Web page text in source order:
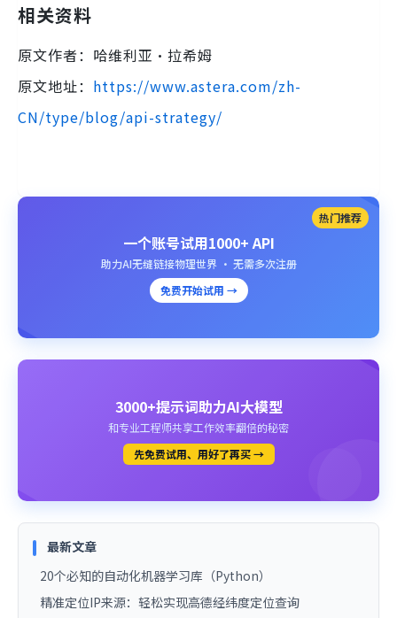
相关资料
原文作者：哈维利亚·拉希姆
原文地址： https://www.astera.com/zh-
CN/type/blog/api-strategy/
热门推荐
一个账号试用1000+ API
助力AI无缝链接物理世界 · 无需多次注册
免费开始试用 →
3000+提示词助力AI大模型
和专业工程师共享工作效率翻倍的秘密
先免费试用、用好了再买 →
最新文章
20个必知的自动化机器学习库（Python）
精准定位IP来源：轻松实现高德经纬度定位查询